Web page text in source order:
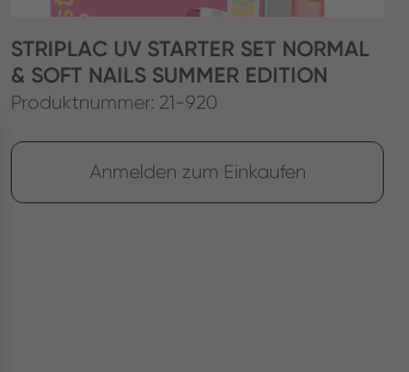
STRIPLAC UV STARTER SET NORMAL
& SOFT NAILS SUMMER EDITION
Produktnummer: 21-920
Anmelden zum Einkaufen